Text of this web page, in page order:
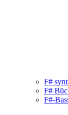
F#
F#
F#-